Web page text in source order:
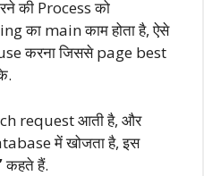
की Process को
का main काम होता है, ऐसे
करना जिससे page best
request आती है, और
में खोजता है, इस
कहते हैं.